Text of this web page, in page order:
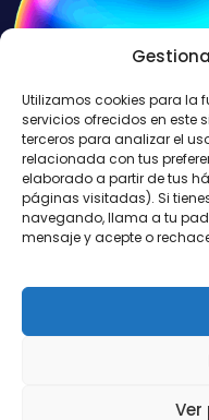
Utilizamos cookies para la
servicios ofrecidos en este
terceros para analizar el
relacionada con tus
elaborado a partir de tus
páginas visitadas). Si
navegando, llama a tu
mensaje y acepte o
Ver
FULATINA DE TAL, 2024.